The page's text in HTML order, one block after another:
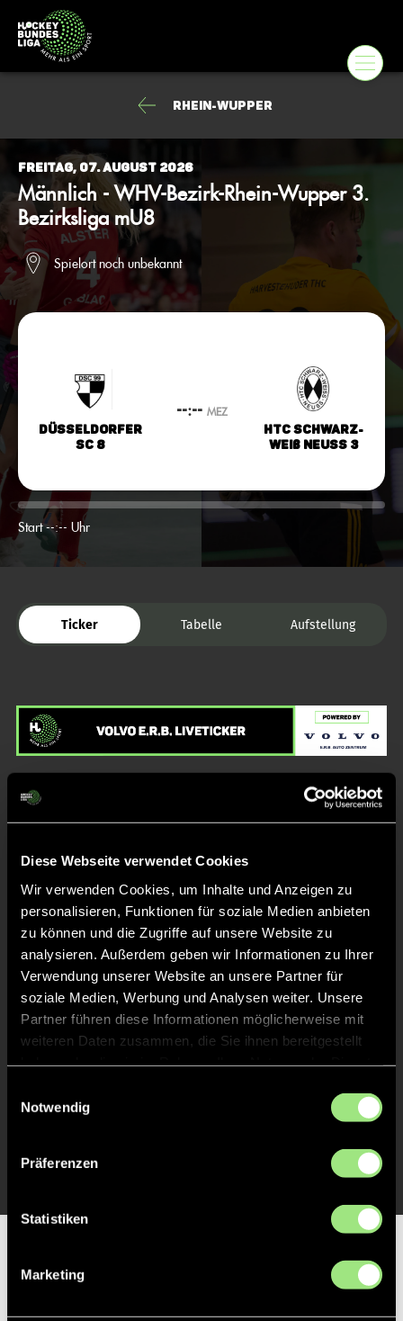
Diese Webseite verwendet Cookies
Wir verwenden Cookies, um Inhalte und Anzeigen zu
personalisieren, Funktionen für soziale Medien anbieten
zu können und die Zugriffe auf unsere Website zu
analysieren. Außerdem geben wir Informationen zu Ihrer
Verwendung unserer Website an unsere Partner für
soziale Medien, Werbung und Analysen weiter. Unsere
Partner führen diese Informationen möglicherweise mit
weiteren Daten zusammen, die Sie ihnen bereitgestellt
Notwendig
Präferenzen
Statistiken
Marketing
Rhein-Wupper
Freitag, 07. August 2026
Männlich - WHV-Bezirk-Rhein-Wupper 3.
Bezirksliga mU8
Spielort noch unbekannt
Düsseldorfer
SC 8
--:-- MEZ
HTC Schwarz-
Weiß Neuss 3
Start --:-- Uhr
Ticker Tabelle Aufstellung
Liveticker
Keine Daten verfügbar.